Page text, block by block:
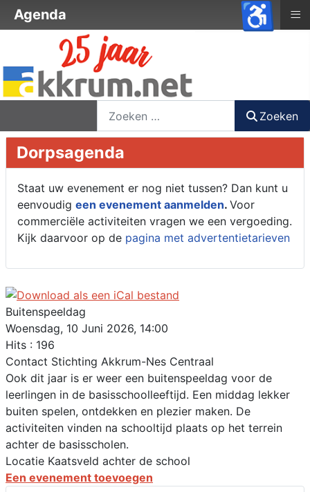
Zoeken
Dorpsagenda
Staat uw evenement er nog niet tussen? Dan kunt u
eenvoudig een evenement aanmelden. Voor
commerciële activiteiten vragen we een vergoeding.
Kijk daarvoor op de pagina met advertentietarieven
Buitenspeeldag
Woensdag, 10 Juni 2026, 14:00
Hits : 196
Contact Stichting Akkrum-Nes Centraal
Ook dit jaar is er weer een buitenspeeldag voor de
leerlingen in de basisschoolleeftijd. Een middag lekker
buiten spelen, ontdekken en plezier maken. De
activiteiten vinden na schooltijd plaats op het terrein
achter de basisscholen.
Locatie Kaatsveld achter de school
Een evenement toevoegen
Agenda ≡
♿